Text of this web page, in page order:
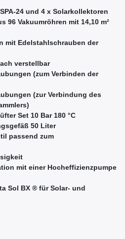
24 und 4 x Solarkollektoren
96 Vakuumröhren mit 14,10 m²
mit Edelstahlschrauben der
verstellbar
(zum Verbinden der
(zur Verbindung des
Set 10 Bar 180 °C
50 Liter
passend zum
mit einer Hocheffizienzpumpe
Sol BX ® für Solar- und